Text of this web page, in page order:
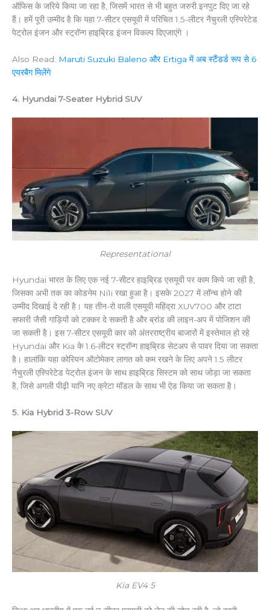
ऑफिस के जरिये किया जा रहा है, जिसमें भारत से भी बहुत जरुरी इनपुट दिए जा रहे
हैं। हमें पूरी उम्मीद है कि यहा 7-सीटर एसयूवी में परिचित 1.5-लीटर नैचुरली एस्पिरेटेड
पेट्रोल इंजन और स्ट्रॉन्ग हाइब्रिड इंजन विकल्प दिएजाएंगे ।
Also Read: Maruti Suzuki Baleno और Ertiga में अब स्टैंडर्ड रूप से 6
एयरबैग मिलेंगे
4. Hyundai 7-Seater Hybrid SUV
Representational
Hyundai भारत के लिए एक नई 7-सीटर हाइब्रिड एसयूवी पर काम किये जा रही है,
जिसका अभी तक का कोडनेम Ni1i रखा हुआ है। इसके 2027 में लॉन्च होने की
उम्मीद दिखाई दे रही है। यह तीन-रो वाली एसयूवी महिंद्रा XUV700 और टाटा
सफारी जैसी गाड़ियों को टक्कर दे सकती है और ब्रांड की लाइन-अप में पोजिशन की
जा सकती है। इस 7-सीटर एसयूवी कार को अंतरराष्ट्रीय बाजारों में इस्तेमाल हो रहे
Hyundai और Kia के 1.6-लीटर स्ट्रॉन्ग हाइब्रिड सेटअप से पावर दिया जा सकता
है। हालांकि यहा कोरियन ऑटोमेकर लागत को कम रखने के लिए अपने 1.5 लीटर
नैचुरली एस्पिरेटेड पेट्रोल इंजन के साथ हाइब्रिड सिस्टम को साथ जोड़ा जा सकता
है, जिसे अगली पीढ़ी यानि नए क्रेटा मॉडल के साथ भी ऐड किया जा सकता है।
5. Kia Hybrid 3-Row SUV
Kia EV4 5